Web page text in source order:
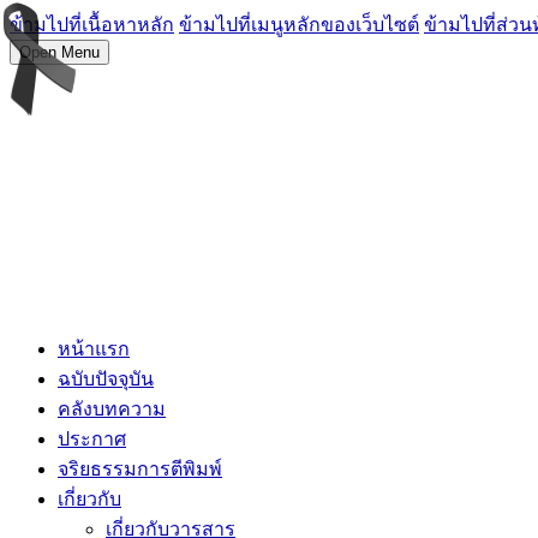
ข้ามไปที่เนื้อหาหลัก ข้ามไปที่เมนูหลักของเว็บไซต์ ข้ามไปที่ส่วน
Open Menu
หน้าแรก
ฉบับปัจจุบัน
คลังบทความ
ประกาศ
จริยธรรมการตีพิมพ์
เกี่ยวกับ
เกี่ยวกับวารสาร